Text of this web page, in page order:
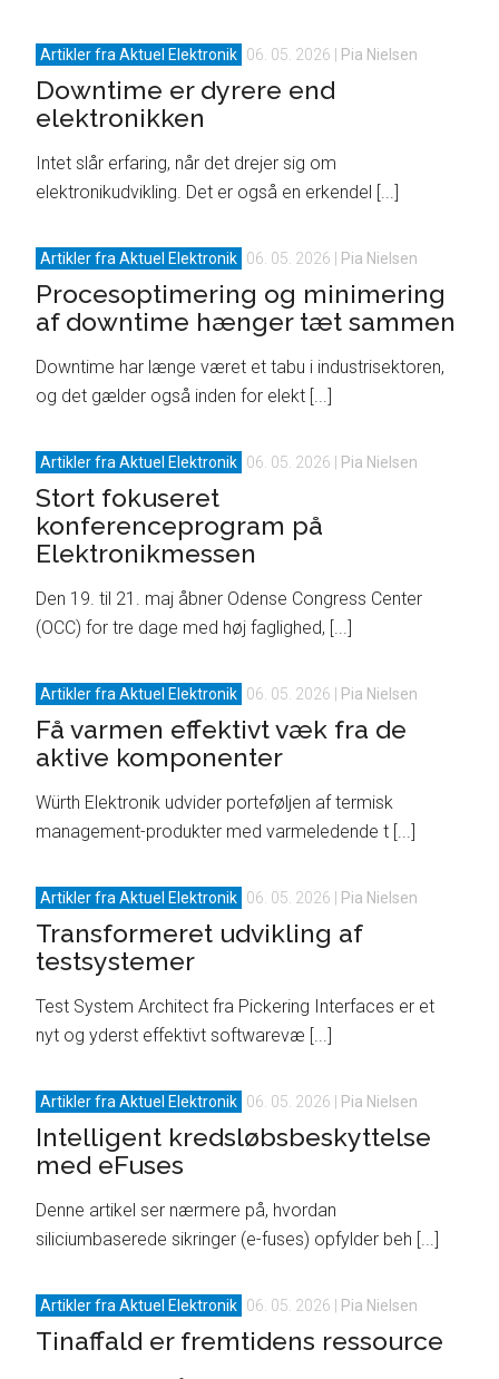
Artikler fra Aktuel Elektronik 06. 05. 2026 Pia Nielsen
Downtime er dyrere end
elektronikken
Intet slår erfaring, når det drejer sig om
elektronikudvikling. Det er også en erkendel [...]
Artikler fra Aktuel Elektronik 06. 05. 2026 Pia Nielsen
Procesoptimering og minimering
af downtime hænger tæt sammen
Downtime har længe været et tabu i industrisektoren,
og det gælder også inden for elekt [...]
Artikler fra Aktuel Elektronik 06. 05. 2026 Pia Nielsen
Stort fokuseret
konferenceprogram på
Elektronikmessen
Den 19. til 21. maj åbner Odense Congress Center
(OCC) for tre dage med høj faglighed, [...]
Artikler fra Aktuel Elektronik 06. 05. 2026 Pia Nielsen
Få varmen effektivt væk fra de
aktive komponenter
Würth Elektronik udvider porteføljen af termisk
management-produkter med varmeledende t [...]
Artikler fra Aktuel Elektronik 06. 05. 2026 Pia Nielsen
Transformeret udvikling af
testsystemer
Test System Architect fra Pickering Interfaces er et
nyt og yderst effektivt softwarevæ [...]
Artikler fra Aktuel Elektronik 06. 05. 2026 Pia Nielsen
Intelligent kredsløbsbeskyttelse
med eFuses
Denne artikel ser nærmere på, hvordan
siliciumbaserede sikringer (e-fuses) opfylder beh [...]
Artikler fra Aktuel Elektronik 06. 05. 2026 Pia Nielsen
Tinaffald er fremtidens ressource